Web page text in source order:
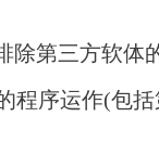
除第三方软体
程序运作(包